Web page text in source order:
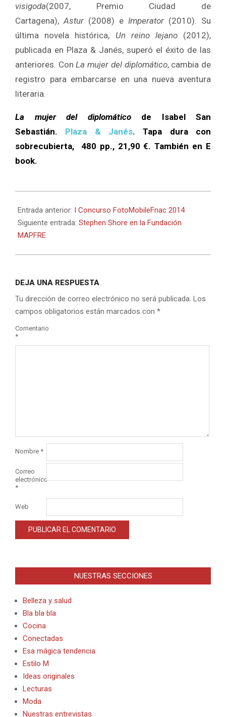
visigoda(2007, Premio Ciudad de
Cartagena),Astur (2008) e Imperator (2010). Su
última novela histórica, Un reino lejano(2012),
publicada en Plaza & Janés, superó el éxito de las
anteriores. ConLa mujer del diplomático, cambia de
registro para embarcarse en una nueva aventura
literaria.
La mujer del diplomático
de Isabel San
Sebastián. Plaza & Janés. Tapa dura con
sobrecubierta,
480 pp., 21,90 €. También en E
book.
09-
11
Entrada anterior:
I Concurso FotoMobileFnac 2014
Siguiente entrada: Stephen Shore en la Fundación
MAPFRE
DEJA UNA RESPUESTA
Tu dirección de correo electrónico no será publicada. Los
campos obligatorios están marcados con *
Comentario
*
Nombre *
Correo
electrónico
*
Web
NUESTRAS SECCIONES
Belleza y salud
Bla bla bla
Cocina
Conectadas
Esa mágica tendencia
Estilo M
Ideas originales
Lecturas
Moda
Nuestras entrevistas